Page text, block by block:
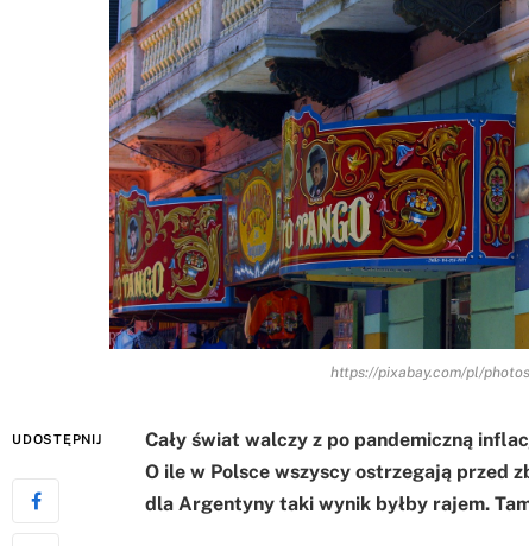
https://pixabay.com/pl/
UDOSTĘPNIJ
Cały świat walczy z po pandemiczną
O ile w Polsce wszyscy ostrzegają przed
dla Argentyny taki wynik byłby rajem.